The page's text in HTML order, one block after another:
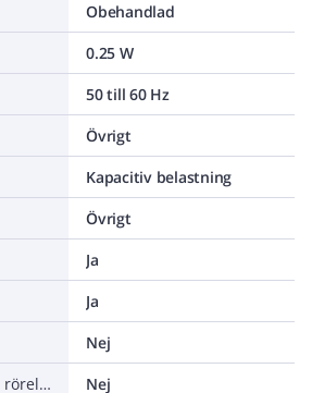
Obehandlad
0.25 W
50 till 60 Hz
Övrigt
Kapacitiv belastning
Övrigt
Ja
Ja
Nej
Kan användas med rörelsesensor
Nej